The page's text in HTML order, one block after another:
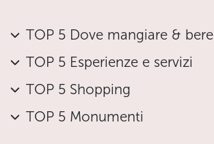
TOP 5 Dove mangiare & bere
TOP 5 Esperienze e servizi
TOP 5 Shopping
TOP 5 Monumenti